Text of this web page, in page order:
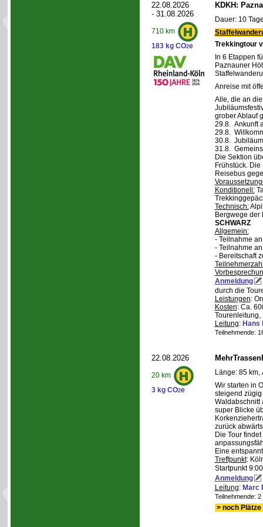
22.08.2026
- 31.08.2026
710 km
183 kg CO2e
KDKH:
Dauer: 10
Trekkingtour
In 6 Etappen
Paznauner
Anreise mit
Alle, die an
grober Ablauf
29.8. Ankunft
29.8.
30.8.
31.8.
Die Sektion
Frühstück.
Reisebus
Konditionell:
Technisch:
Bergwege
SCHWARZ
Allgemein:
- Teilnahme
- Teilnahme
- Bereitschaft
Anmeldung
durch die
Leistungen:
Kosten: Ca.
Tourenleitung,
Leitung: Hans
Teilnehmende:
22.08.2026
20 km
3 kg CO2e
Länge: 85 km,
Wir starten in
steigend
Waldabschnitt
super Blicke
zurück
Die Tour
Eine
Treffpunkt:
Startpunkt
Anmeldung
Leitung: Marc
Teilnehmende:
> noch